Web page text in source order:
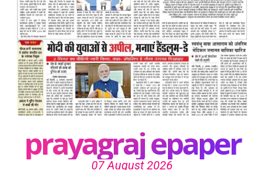
prayagraj epaper
07 August 2026